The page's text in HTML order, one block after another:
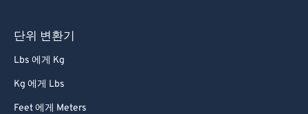
단위 변환기
Lbs 에게 Kg
Kg 에게 Lbs
Feet 에게 Meters